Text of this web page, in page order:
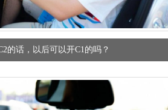
的话，以后可以开C1的吗？